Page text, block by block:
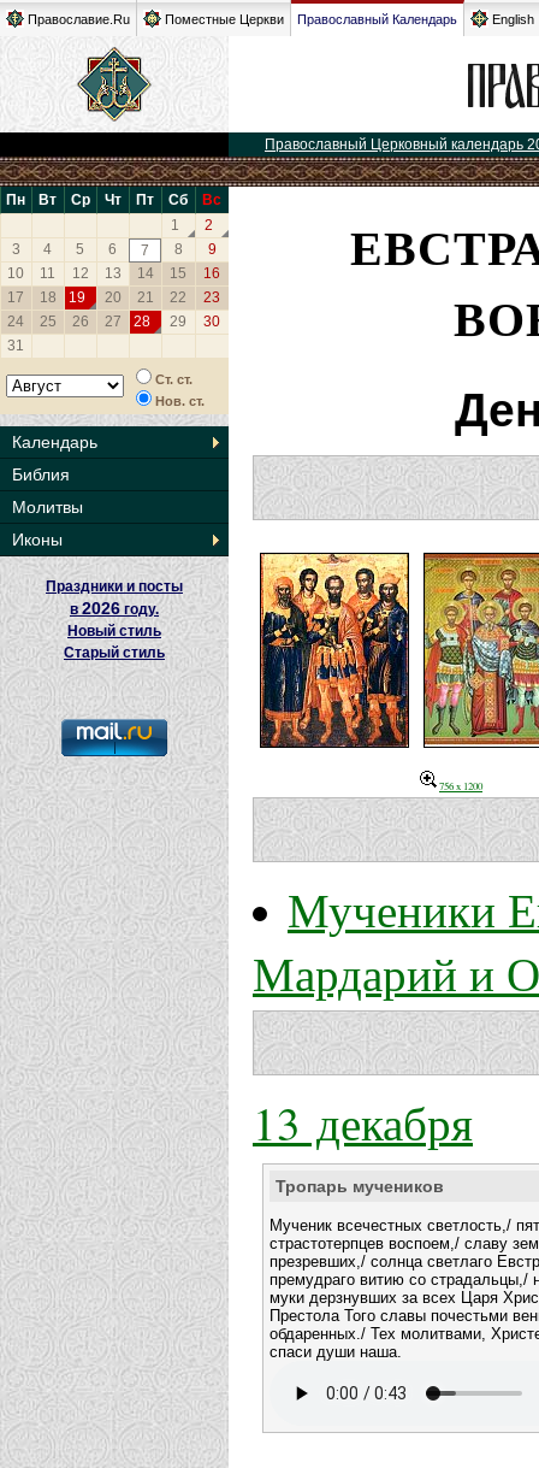
Православие.Ru Поместные Церкви Православный Календарь English
Православный Церковный календарь
Пн Вт Ср Чт Пт Сб
Вс
1
2
3
4 5 6 7 8
9
10
11 12 13 14 15
16
17
18 19 20 21 22
23
24
25 26 27 28 29
30
31
Ст. ст.
Нов. ст.
Календарь
Библия
Молитвы
Иконы
Праздники и посты
в2026 году.
Новый стиль
Старый стиль
756 x 1200
Мученики
Мардарий и
13 декабря
Тропарь мучеников
Мученик всечестных светлость,/
страстотерпцев воспоем,/ славу
презревших,/ солнца светлаго
премудраго витию со страдальцы,/
муки дерзнувших за всех Царя
Престола Того славы почестьми
обдаренных./ Тех молитвами,
спаси души наша.